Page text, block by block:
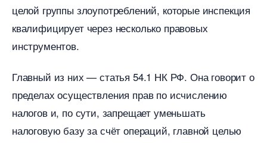
целой группы злоупотреблений, которые инспекция
квалифицирует через несколько правовых
инструментов.
Главный из них — статья 54.1 НК РФ. Она говорит о
пределах осуществления прав по исчислению
налогов и, по сути, запрещает уменьшать
налоговую базу за счёт операций, главной целью